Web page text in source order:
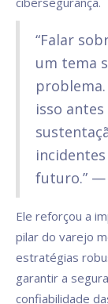
“Falar
um tema
isso
futuro.” —
Ele reforçou a
pilar do varejo
estratégias
garantir a
confiabilidade